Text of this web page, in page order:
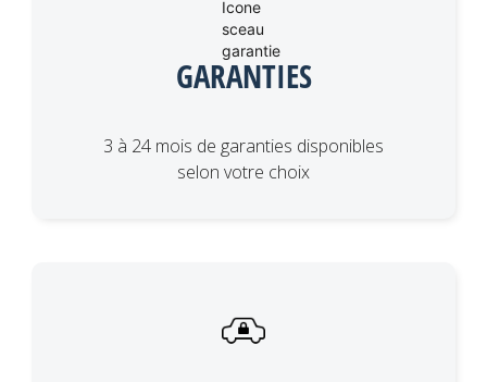
GARANTIES
3 à 24 mois de garanties disponibles
selon votre choix